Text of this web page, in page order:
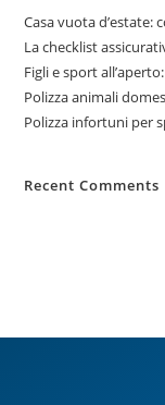
Casa vuota d’estate:
La checklist
Figli e sport
Polizza animali
Polizza infortuni per
Recent Comments